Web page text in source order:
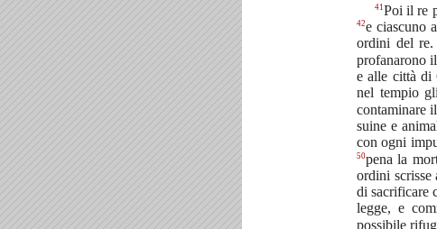
41 Poi il re
42e ciascuno
ordini del
profanarono
e alle città di
nel tempio
contaminare
suine e
con ogni
50pena la
ordini
di sacrificare
legge, e
possibile